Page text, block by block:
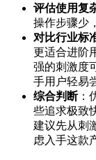
评估使用复
操作步骤少
对比行业标
更适合进阶
强的刺激度
手用户轻易
综合判断：
些追求极致
建议先从刺
虑入手这款